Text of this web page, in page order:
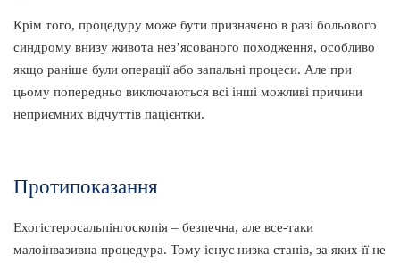
Крім того, процедуру може бути призначено в разі больового
синдрому внизу живота нез’ясованого походження, особливо
якщо раніше були операції або запальні процеси. Але при
цьому попередньо виключаються всі інші можливі причини
неприємних відчуттів пацієнтки.
Протипоказання
Ехогістеросальпінгоскопія – безпечна, але все-таки
малоінвазивна процедура. Тому існує низка станів, за яких її не